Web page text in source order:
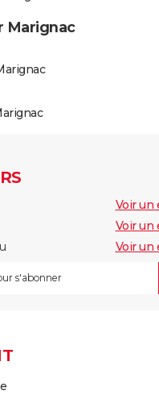
Marignac
Voir un
Voir un
Voir un